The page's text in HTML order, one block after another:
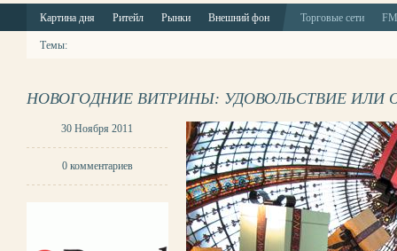
Картина дня Ритейл Рынки Внешний фон Торговые сети
Темы:
НОВОГОДНИЕ ВИТРИНЫ: УДОВОЛЬСТВИЕ ИЛИ
30 Ноября 2011
0 комментариев